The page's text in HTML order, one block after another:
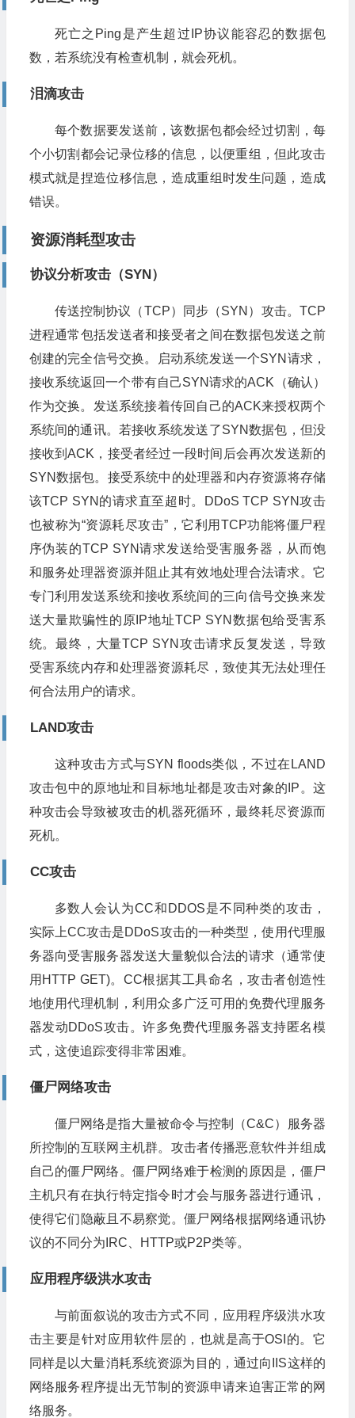
死亡之Ping是产生超过IP协议能容忍的数据包
数，若系统没有检查机制，就会死机。
泪滴攻击
每个数据要发送前，该数据包都会经过切割，每
个小切割都会记录位移的信息，以便重组，但此攻击
模式就是捏造位移信息，造成重组时发生问题，造成
错误。
资源消耗型攻击
协议分析攻击（SYN）
传送控制协议（TCP）同步（SYN）攻击。TCP
进程通常包括发送者和接受者之间在数据包发送之前
创建的完全信号交换。启动系统发送一个SYN请求，
接收系统返回一个带有自己SYN请求的ACK（确认）
作为交换。发送系统接着传回自己的ACK来授权两个
系统间的通讯。若接收系统发送了SYN数据包，但没
接收到ACK，接受者经过一段时间后会再次发送新的
SYN数据包。接受系统中的处理器和内存资源将存储
该TCP SYN的请求直至超时。DDoS TCP SYN攻击
也被称为“资源耗尽攻击”，它利用TCP功能将僵尸程
序伪装的TCP SYN请求发送给受害服务器，从而饱
和服务处理器资源并阻止其有效地处理合法请求。它
专门利用发送系统和接收系统间的三向信号交换来发
送大量欺骗性的原IP地址TCP SYN数据包给受害系
统。最终，大量TCP SYN攻击请求反复发送，导致
受害系统内存和处理器资源耗尽，致使其无法处理任
何合法用户的请求。
LAND攻击
这种攻击方式与SYN floods类似，不过在LAND
攻击包中的原地址和目标地址都是攻击对象的IP。这
种攻击会导致被攻击的机器死循环，最终耗尽资源而
死机。
CC攻击
多数人会认为CC和DDOS是不同种类的攻击，
实际上CC攻击是DDoS攻击的一种类型，使用代理服
务器向受害服务器发送大量貌似合法的请求（通常使
用HTTP GET)。CC根据其工具命名，攻击者创造性
地使用代理机制，利用众多广泛可用的免费代理服务
器发动DDoS攻击。许多免费代理服务器支持匿名模
式，这使追踪变得非常困难。
僵尸网络攻击
僵尸网络是指大量被命令与控制（C&C）服务器
所控制的互联网主机群。攻击者传播恶意软件并组成
自己的僵尸网络。僵尸网络难于检测的原因是，僵尸
主机只有在执行特定指令时才会与服务器进行通讯，
使得它们隐蔽且不易察觉。僵尸网络根据网络通讯协
议的不同分为IRC、HTTP或P2P类等。
应用程序级洪水攻击
与前面叙说的攻击方式不同，应用程序级洪水攻
击主要是针对应用软件层的，也就是高于OSI的。它
同样是以大量消耗系统资源为目的，通过向IIS这样的
网络服务程序提出无节制的资源申请来迫害正常的网
络服务。